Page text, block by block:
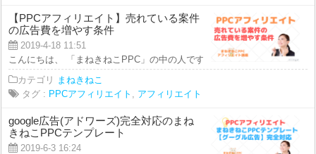
【PPCアフィリエイト】売れている案件
の広告費を増やす条件
2019-4-18 11:51
こんにちは、 「まねきねこPPC」の中の人です。 本日の動画では、 PPC
カテゴリ
まねきねこ
タグ : PPCアフィリエイト アフィリエイト
google広告(アドワーズ)完全対応のまね
きねこPPCテンプレート
2019-6-3 16:24